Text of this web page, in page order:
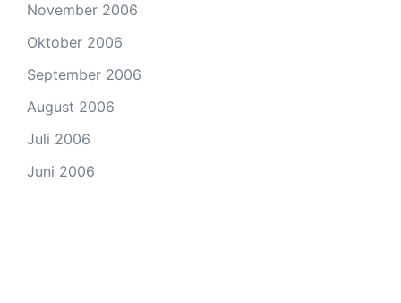
November 2006
Oktober 2006
September 2006
August 2006
Juli 2006
Juni 2006